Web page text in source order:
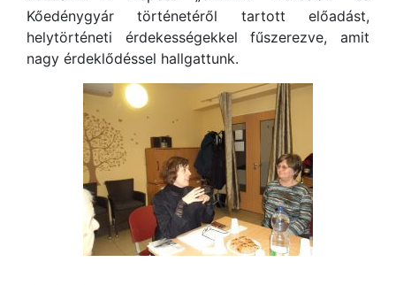
Kőedénygyár történetéről tartott előadást,
helytörténeti érdekességekkel fűszerezve, amit
nagy érdeklődéssel hallgattunk.